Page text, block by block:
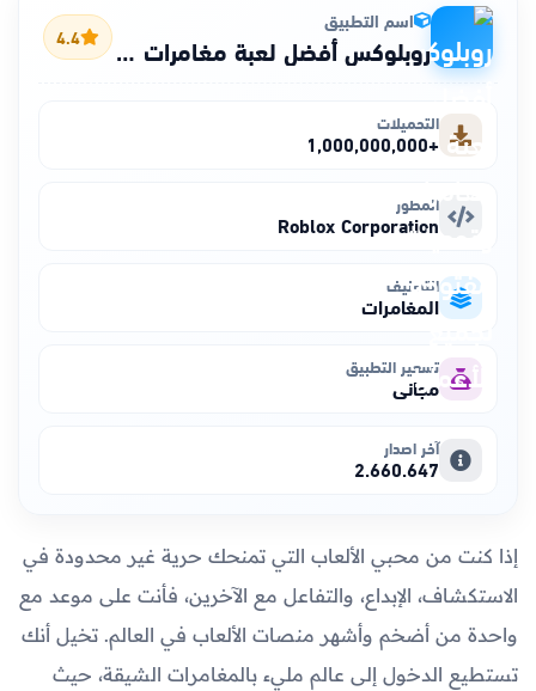
ذكاء اصطناعياسم التطبيق
روبلوكس أفضل لعبة مغامرات وتحديات مفتوحة لجميع الأعمار! 4.4
التحميلات
+1,000,000,000
المطور
Roblox Corporation
التصنيف
المغامرات
تسعير التطبيق
مجاني
آخر اصدار
2.660.647
إذا كنت من محبي الألعاب التي تمنحك حرية غير محدودة في
الاستكشاف، الإبداع، والتفاعل مع الآخرين، فأنت على موعد مع
واحدة من أضخم وأشهر منصات الألعاب في العالم. تخيل أنك
تستطيع الدخول إلى عالم مليء بالمغامرات الشيقة، حيث